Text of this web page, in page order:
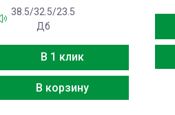
38.5/32.5/23.5
Дб
В 1 клик
В корзину